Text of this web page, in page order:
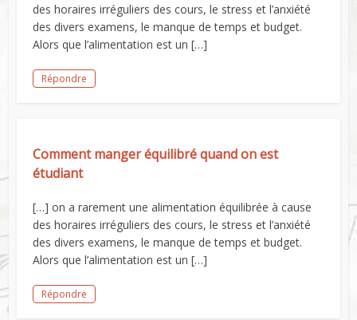
des horaires irréguliers des cours, le stress et l’anxiété
des divers examens, le manque de temps et budget.
Alors que l’alimentation est un […]
Répondre
Comment manger équilibré quand on est
étudiant
[…] on a rarement une alimentation équilibrée à cause
des horaires irréguliers des cours, le stress et l’anxiété
des divers examens, le manque de temps et budget.
Alors que l’alimentation est un […]
Répondre